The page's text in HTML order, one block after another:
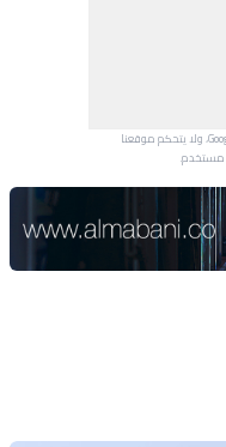
يتم عرض هذا الإعلان بواسطة إعلانات Google، ولا يتحكم موقعنا
مستخدم.